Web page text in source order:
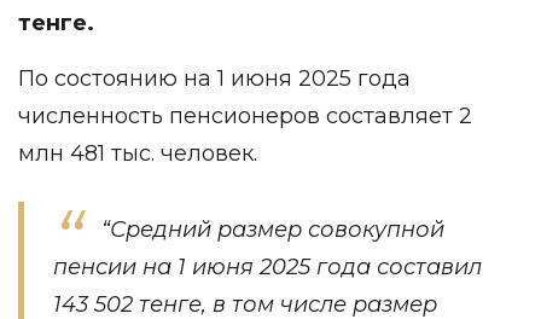
тенге.
По состоянию на 1 июня 2025 года
численность пенсионеров составляет 2
млн 481 тыс. человек.
“Средний размер совокупной
пенсии на 1 июня 2025 года составил
143 502 тенге, в том числе размер